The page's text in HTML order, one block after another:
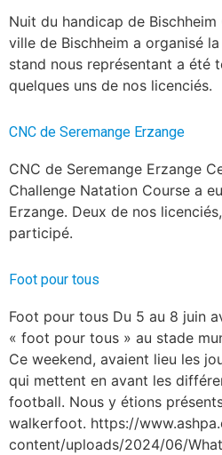
Nuit du handicap de Bischheim
ville de Bischheim a organisé
stand nous représentant a été
quelques uns de nos licenciés.
CNC de Seremange Erzange
CNC de Seremange Erzange
Challenge Natation Course a
Erzange. Deux de nos
participé.
Foot pour tous
Foot pour tous Du 5 au 8 juin
« foot pour tous » au stade
Ce weekend, avaient lieu les
qui mettent en avant les
football. Nous y étions
walkerfoot. https://
content/uploads/2024/06/